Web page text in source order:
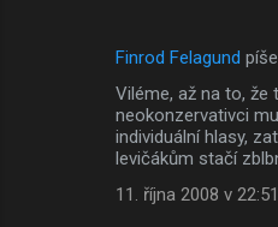
Finrod Felagund píše…
Viléme, až na to, že
neokonzervativci
individuální hlasy,
levičákům stačí
11. října 2008 v 22:51